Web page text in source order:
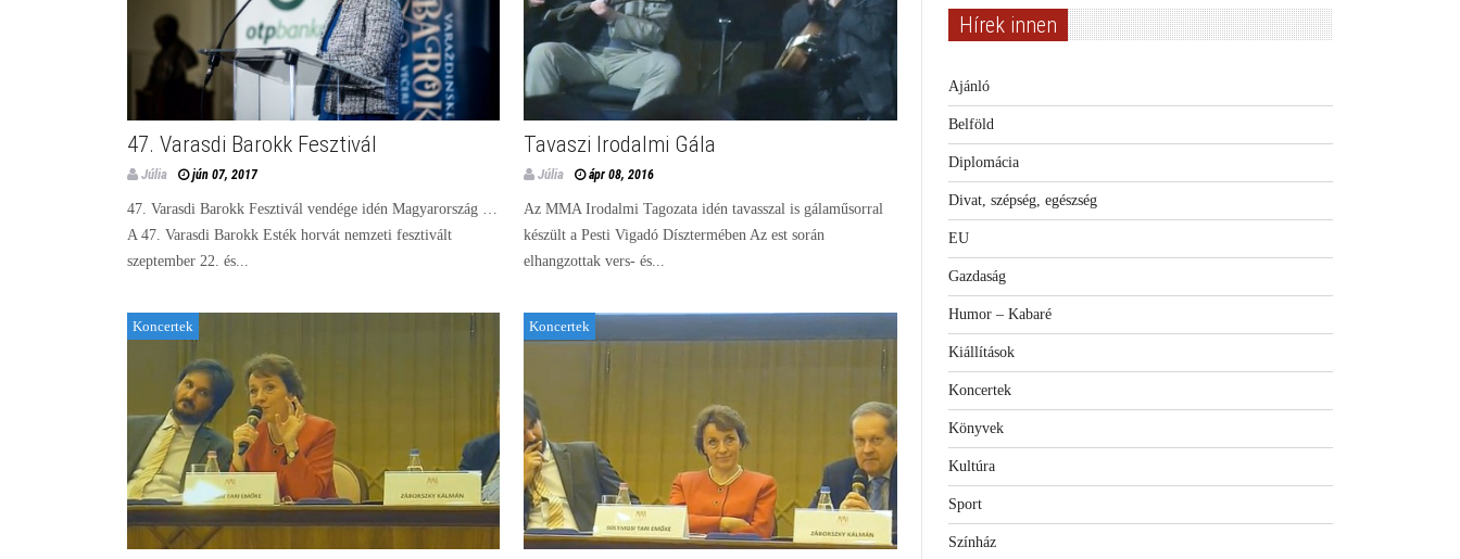
47. Varasdi Barokk Fesztivál
Júlia jún 07, 2017
47. Varasdi Barokk Fesztivál vendége idén Magyarország …
A 47. Varasdi Barokk Esték horvát nemzeti fesztivált
szeptember 22. és...
Tavaszi Irodalmi Gála
Júlia ápr 08, 2016
Az MMA Irodalmi Tagozata idén tavasszal is gálaműsorral
készült a Pesti Vigadó Dísztermében Az est során
elhangzottak vers- és...
Koncertek Koncertek
Hírek innen
Ajánló
Belföld
Diplomácia
Divat, szépség, egészség
EU
Gazdaság
Humor – Kabaré
Kiállítások
Koncertek
Könyvek
Kultúra
Sport
Színház